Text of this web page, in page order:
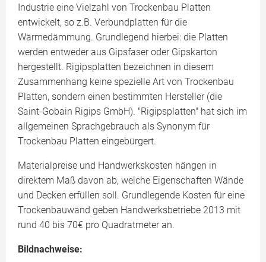
Industrie eine Vielzahl von Trockenbau Platten
entwickelt, so z.B. Verbundplatten für die
Wärmedämmung. Grundlegend hierbei: die Platten
werden entweder aus Gipsfaser oder Gipskarton
hergestellt. Rigipsplatten bezeichnen in diesem
Zusammenhang keine spezielle Art von Trockenbau
Platten, sondern einen bestimmten Hersteller (die
Saint-Gobain Rigips GmbH). "Rigipsplatten" hat sich im
allgemeinen Sprachgebrauch als Synonym für
Trockenbau Platten eingebürgert.
Materialpreise und Handwerkskosten hängen in
direktem Maß davon ab, welche Eigenschaften Wände
und Decken erfüllen soll. Grundlegende Kosten für eine
Trockenbauwand geben Handwerksbetriebe 2013 mit
rund 40 bis 70€ pro Quadratmeter an.
Bildnachweise: